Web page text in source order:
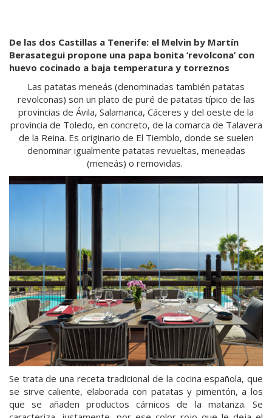
De las dos Castillas a Tenerife: el Melvin by Martín
Berasategui propone una papa bonita ‘revolcona’ con
huevo cocinado a baja temperatura y torreznos
Las patatas meneás (denominadas también patatas
revolconas) son un plato de puré de patatas típico de las
provincias de Ávila, Salamanca, Cáceres y del oeste de la
provincia de Toledo, en concreto, de la comarca de Talavera
de la Reina. Es originario de El Tiemblo, donde se suelen
denominar igualmente patatas revueltas, meneadas
(meneás) o removidas.
Se trata de una receta tradicional de la cocina española, que
se sirve caliente, elaborada con patatas y pimentón, a los
que se añaden productos cárnicos de la matanza. Se